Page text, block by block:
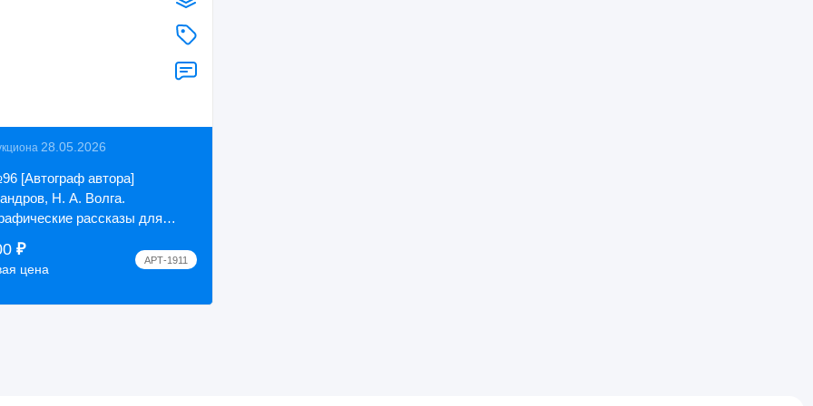
28.05.2026
[Автограф автора]
Н. А. Волга.
рассказы для
В. П. Печатника.
₽
цена
АРТ-1911